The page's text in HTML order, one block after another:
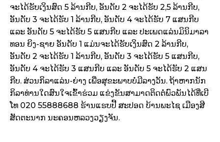
ຈະໄດ້ຮັບເງິນສົດ 5 ລ້ານກີບ, ອັນດັບ 2 ຈະໄດ້ຮັບ 2,5 ລ້ານກີບ,
ອັນດັບ 3 ຈະໄດ້ຮັບ 1 ລ້ານກີບ, ອັນດັບ 4 ຈະໄດ້ຮັບ 7 ແສນກີບ
ແລະ ອັນດັບ 5 ຈະໄດ້ຮັບ 5 ແສນກີບ ແລະ ປະເພດແລ່ນມິນິມາລາ
ທອນ ຍິງ-ຊາຍ ອັນດັບ 1 ແມ່ນຈະໄດ້ຮັບເງິນສົດ 2 ລ້ານກີບ,
ອັນດັບ 2 ຈະໄດ້ຮັບ 1 ລ້ານກີບ, ອັນດັບ 3 ຈະໄດ້ຮັບ 5 ແສນກີບ,
ອັນດັບ 4 ຈະໄດ້ຮັບ 3 ແສນກີບ ແລະ ອັນດັບ 5 ຈະໄດ້ຮັບ 2 ແສນ
ກີບ. ສ່ວນກິລາແລ່ນ-ຍ່າງ ເພື່ອສຸຂະພາບບໍ່ມີລາງວັນ. ຖ້າຫາກນັກ
ກິລາທ່ານໃດສົນໃຈເຂົ້າຮ່ວມ ແຂ່ງຂັນສາມາດຕິດຕໍ່ພົວພັນໄດ້ທີ່ເບີ
ໂທ 020 55888688 ຮ້ານແຮບປີ້ ສະປອດ ບ້ານພະໄຊ ເມືອງສີ
ສັດຕະນາກ ນະຄອນຫລວງວຽງຈັນ.